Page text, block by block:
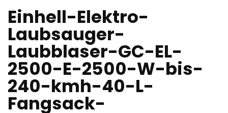
Einhell-Elektro-
Laubsauger-
Laubblaser-GC-EL-
2500-E-2500-W-bis-
240-kmh-40-L-
Fangsack-